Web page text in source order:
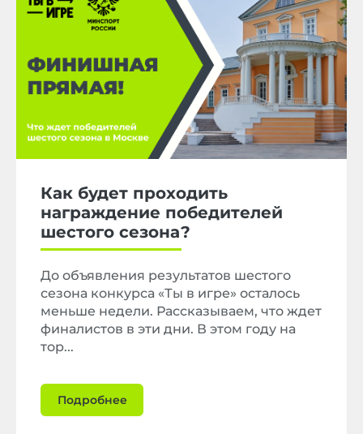
Как будет проходить
награждение победителей
шестого сезона?
До объявления результатов шестого
сезона конкурса «Ты в игре» осталось
меньше недели. Рассказываем, что ждет
финалистов в эти дни. В этом году на
тор...
Подробнее